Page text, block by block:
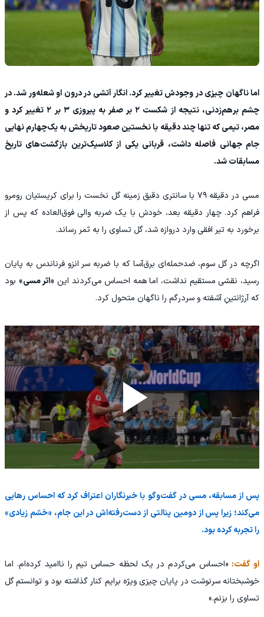
اما ناگهان چیزی در وجودش تغییر کرد. انگار آتشی در درون او شعله‌ور شد. در
چشم برهم‌زدنی، نتیجه از شکست ۲ بر صفر به پیروزی ۳ بر ۲ تغییر کرد و
مصر، تیمی که تنها چند دقیقه با نخستین صعود تاریخش به یک‌چهارم نهایی
جام جهانی فاصله داشت، قربانی یکی از کلاسیک‌ترین بازگشت‌های تاریخ
مسابقات شد.
مسی در دقیقه ۷۹ با سانتری دقیق زمینه گل نخست را برای کریستیان رومرو
فراهم کرد. چهار دقیقه بعد، خودش با یک ضربه والی فوق‌العاده که پس از
برخورد به تیر افقی وارد دروازه شد، گل تساوی را به ثمر رساند.
اگرچه در گل سوم، ضدحمله‌ای برق‌آسا که با ضربه سر انزو فرناندس به پایان
رسید، نقشی مستقیم نداشت، اما همه احساس می‌کردند این «اثر مسی» بود
که آرژانتینِ آشفته و سردرگم را ناگهان متحول کرد.
پس از مسابقه، مسی در گفت‌وگو با خبرنگاران اعتراف کرد که احساس رهایی
می‌کند؛ زیرا پس از دومین پنالتی از دست‌رفته‌اش در این جام، «خشم زیادی»
را تجربه کرده بود.
او گفت: «احساس می‌کردم در یک لحظه حساس تیم را ناامید کرده‌ام. اما
خوشبختانه سرنوشت در پایان چیزی ویژه برایم کنار گذاشته بود و توانستم گل
تساوی را بزنم.»